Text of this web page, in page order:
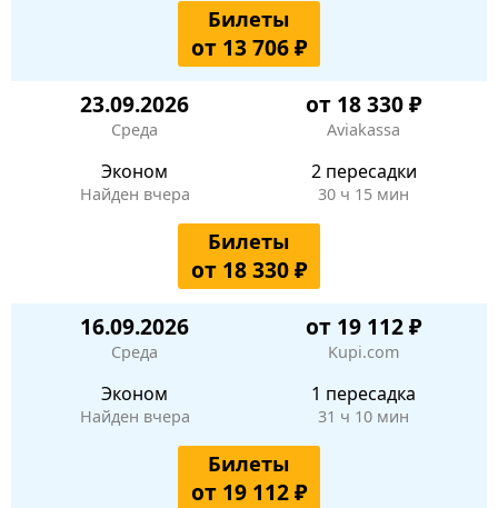
Билеты
от 13 706 ₽
23.09.2026
Среда
от 18 330 ₽
Aviakassa
Эконом
Найден вчера
2 пересадки
30 ч 15 мин
Билеты
от 18 330 ₽
16.09.2026
Среда
от 19 112 ₽
Kupi.com
Эконом
Найден вчера
1 пересадка
31 ч 10 мин
Билеты
от 19 112 ₽